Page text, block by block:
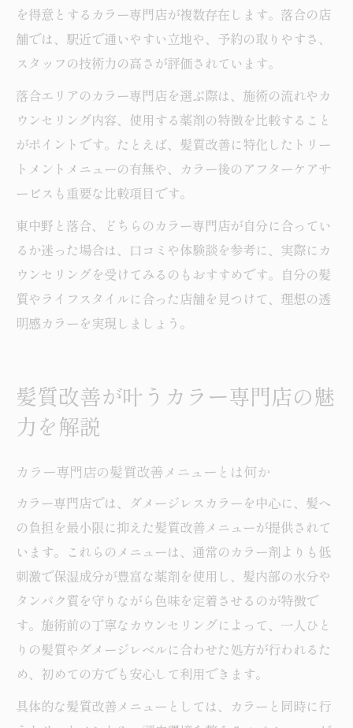
を得意とするカラー専門店が複数存在します。落合の店
舗では、駅近で通いやすい立地や、予約の取りやすさ、
スタッフの技術力の高さが評価されています。
落合エリアのカラー専門店を選ぶ際は、施術の流れやカ
ウンセリング内容、使用する薬剤の特徴を比較すること
がポイントです。たとえば、髪質改善に特化したトリー
トメントメニューの有無や、カラー後のアフターケアサ
ービスも重要な比較項目です。
東中野と落合、どちらのカラー専門店が自分に合ってい
るか迷った場合は、口コミや体験談を参考に、実際にカ
ウンセリングを受けてみるのもおすすめです。自分の髪
質やライフスタイルに合った店舗を見つけて、理想の透
明感カラーを実現しましょう。
髪質改善が叶うカラー専門店の魅
力を解説
カラー専門店の髪質改善メニューとは何か
カラー専門店では、ダメージレスカラーを中心に、髪へ
の負担を最小限に抑えた髪質改善メニューが提供されて
います。これらのメニューは、通常のカラー剤よりも低
刺激で保湿成分が豊富な薬剤を使用し、髪内部の水分や
タンパク質を守りながら色味を定着させるのが特徴で
す。施術前の丁寧なカウンセリングによって、一人ひと
りの髪質やダメージレベルに合わせた処方が行われるた
め、初めての方でも安心して利用できます。
具体的な髪質改善メニューとしては、カラーと同時に行